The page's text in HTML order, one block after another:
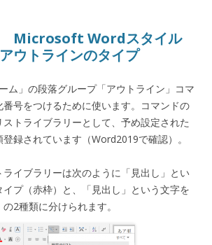
Microsoft Wordスタイル
ウトラインのタイプ
ム」の段落グループ「アウトライン」コマ
番号をつけるために使います。コマンドの
トライブラリーとして、予め設定された
録されています（Word2019で確認）。
イブラリーは次のように「見出し」とい
イプ（赤枠）と、「見出し」という文字を
2種類に分けられます。